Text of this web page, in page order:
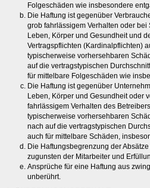
Folgeschäden wie insbesondere
Die Haftung ist gegenüber
grob fahrlässigem Verhalten oder
Leben, Körper und Gesundheit und
Vertragspflichten (Kardinalpflichten)
typischerweise vorhersehbaren
auf die vertragstypischen
für mittelbare Folgeschäden wie
Die Haftung ist gegenüber
Leben, Körper und Gesundheit oder
fahrlässigem Verhalten des
typischerweise vorhersehbaren
nach auf die vertragstypischen
auch für mittelbare Schäden,
Die Haftungsbegrenzung der
zugunsten der Mitarbeiter und
Ansprüche für eine Haftung aus
unberührt.